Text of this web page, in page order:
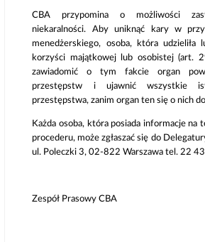
CBA przypomina o możliwości
niekaralności. Aby uniknąć kary w
menedżerskiego, osoba, która udzieliła
korzyści majątkowej lub osobistej (art.
zawiadomić o tym fakcie organ
przestępstw i ujawnić wszystkie
przestępstwa, zanim organ ten się o nich
Każda osoba, która posiada informacje na
procederu, może zgłaszać się do
ul. Poleczki 3, 02-822 Warszawa tel. 22
Zespół Prasowy CBA